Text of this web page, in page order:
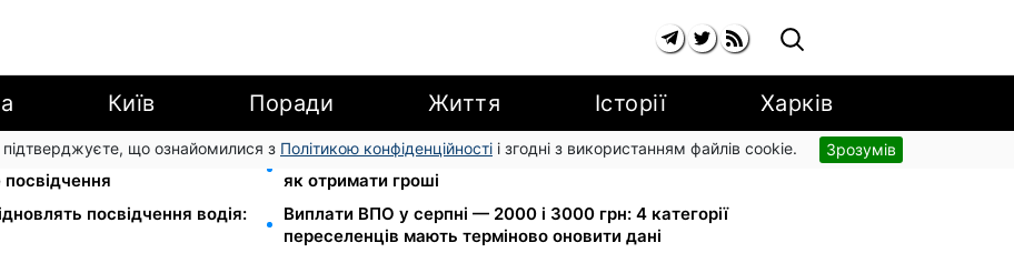
Київ Поради Життя Історії Харків
що ознайомилися з Політикою конфіденційності і згодні з використанням файлів cookie. Зрозумів
обмін прав,
8 451 грн замість пакунка малюка: Пенсійний фонд пояснив,
як отримати гроші
посвідчення водія:
Виплати ВПО у серпні — 2000 і 3000 грн: 4 категорії
переселенців мають терміново оновити дані